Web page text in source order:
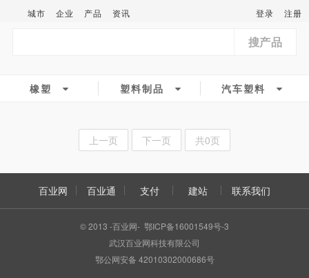
城市 企业 产品 资讯 登录 注册
搜产品
橡塑 塑料制品 汽车塑料
上一页 下一页 共0页
百业网 百业通 支付 建站 联系我们
© 2013 -百业网- 鄂ICP备16001549号-3
武汉百业网科技有限公司
鄂公网安备 42010302000686号